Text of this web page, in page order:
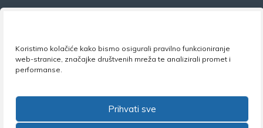
Koristimo kolačiće kako bismo osigurali pravilno funkcioniranje
web-stranice, značajke društvenih mreža te analizirali promet i
performanse.
Prihvati sve
Nezavisni sindikat znanosti i visokog
obrazovanja
Zagreb •Tel: +385 1 4847 337 •Email: uprava@nsz.hr